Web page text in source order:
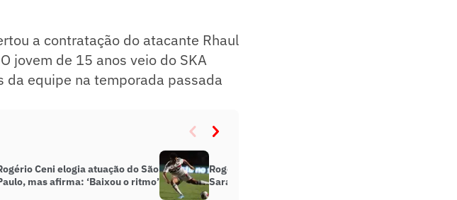
a contratação do atacante Rhaul
jovem de 15 anos veio do SKA
equipe na temporada passada
Ceni elogia atuação do São
mas afirma: ‘Baixou o ritmo’
Rogério Ceni confirma Gabriel
Sara fora das quartas do Paulista